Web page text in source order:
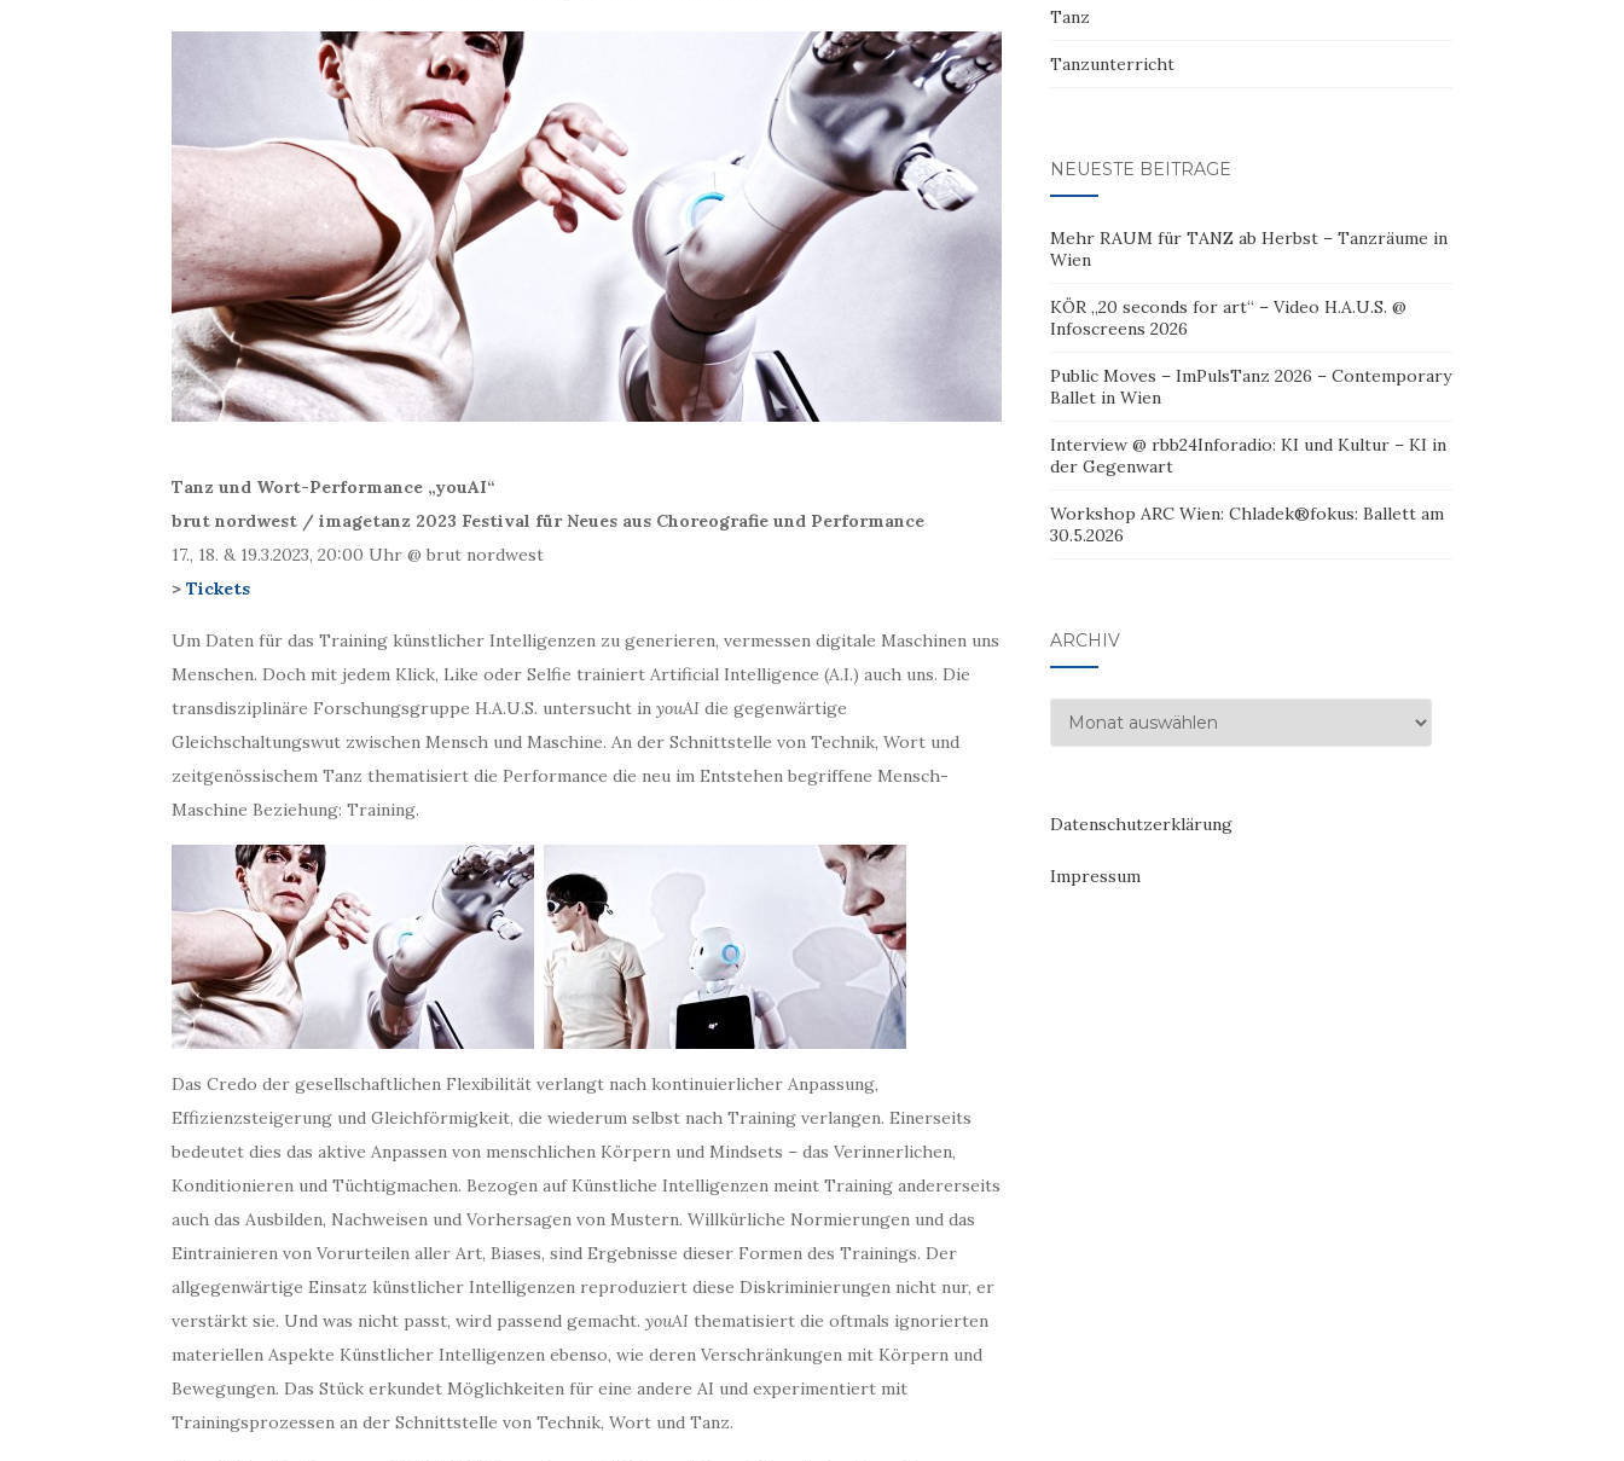
Tanz und Wort-Performance „youAI“
brut nordwest / imagetanz 2023 Festival für Neues aus Choreografie und Performance
17., 18. & 19.3.2023, 20:00 Uhr @ brut nordwest
> Tickets
Um Daten für das Training künstlicher Intelligenzen zu generieren, vermessen digitale Maschinen uns
Menschen. Doch mit jedem Klick, Like oder Selfie trainiert Artificial Intelligence (A.I.) auch uns. Die
transdisziplinäre Forschungsgruppe H.A.U.S. untersucht in youAI die gegenwärtige
Gleichschaltungswut zwischen Mensch und Maschine. An der Schnittstelle von Technik, Wort und
zeitgenössischem Tanz thematisiert die Performance die neu im Entstehen begriffene Mensch-
Maschine Beziehung: Training.
Das Credo der gesellschaftlichen Flexibilität verlangt nach kontinuierlicher Anpassung,
Effizienzsteigerung und Gleichförmigkeit, die wiederum selbst nach Training verlangen. Einerseits
bedeutet dies das aktive Anpassen von menschlichen Körpern und Mindsets – das Verinnerlichen,
Konditionieren und Tüchtigmachen. Bezogen auf Künstliche Intelligenzen meint Training andererseits
auch das Ausbilden, Nachweisen und Vorhersagen von Mustern. Willkürliche Normierungen und das
Eintrainieren von Vorurteilen aller Art, Biases, sind Ergebnisse dieser Formen des Trainings. Der
allgegenwärtige Einsatz künstlicher Intelligenzen reproduziert diese Diskriminierungen nicht nur, er
verstärkt sie. Und was nicht passt, wird passend gemacht. youAI thematisiert die oftmals ignorierten
materiellen Aspekte Künstlicher Intelligenzen ebenso, wie deren Verschränkungen mit Körpern und
Bewegungen. Das Stück erkundet Möglichkeiten für eine andere AI und experimentiert mit
Trainingsprozessen an der Schnittstelle von Technik, Wort und Tanz.
Tanz
Tanzunterricht
NEUESTE BEITRÄGE
Mehr RAUM für TANZ ab Herbst – Tanzräume in
Wien
KÖR „20 seconds for art“ – Video H.A.U.S. @
Infoscreens 2026
Public Moves – ImPulsTanz 2026 – Contemporary
Ballet in Wien
Interview @ rbb24Inforadio: KI und Kultur – KI in
der Gegenwart
Workshop ARC Wien: Chladek®fokus: Ballett am
30.5.2026
ARCHIV
Archiv
Datenschutzerklärung
Impressum